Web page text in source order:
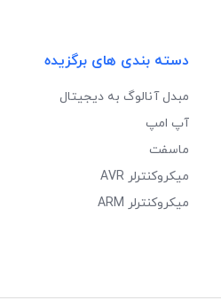
دسته بندی های برگزیده
مبدل آنالوگ به دیجیتال
آپ امپ
ماسفت
میکروکنترلر AVR
میکروکنترلر ARM